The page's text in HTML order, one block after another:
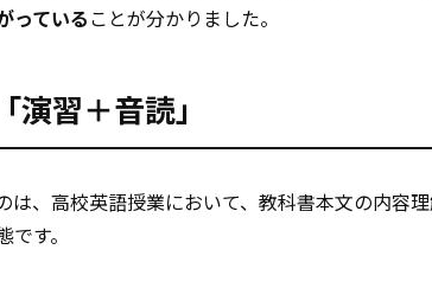
っていることが分かりました。
習＋音読」
は、高校英語授業において、教科書本文の内容
す。